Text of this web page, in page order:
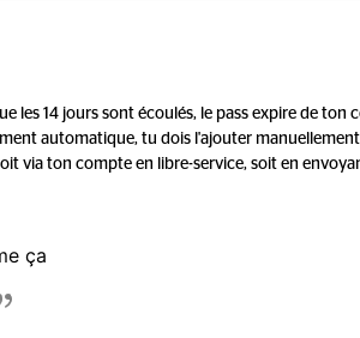
les 14 jours sont écoulés, le pass expire de ton
automatique, tu dois l'ajouter
via ton compte en libre-service, soit en
ça